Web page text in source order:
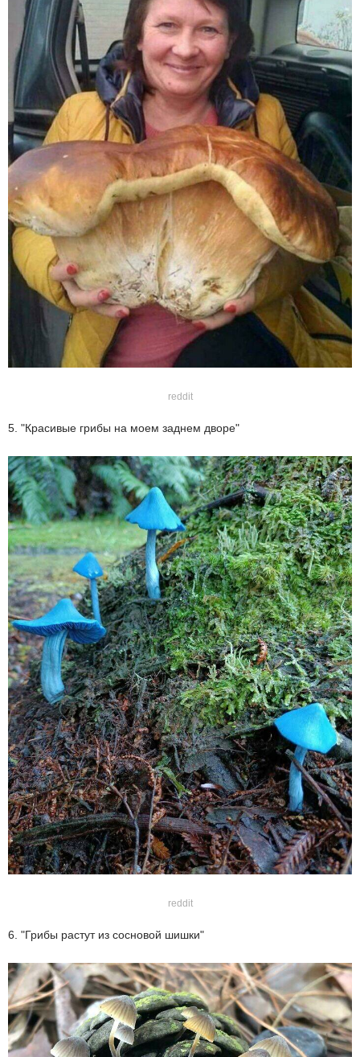
reddit
5. "Красивые грибы на моем заднем дворе"
reddit
6. "Грибы растут из сосновой шишки"